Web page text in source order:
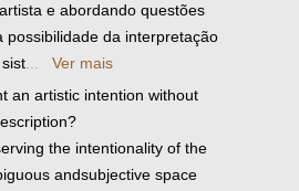
e abordando questões
possibilidade da interpretação
...
Ver mais
an artistic intention without
the intentionality of the
andsubjective space